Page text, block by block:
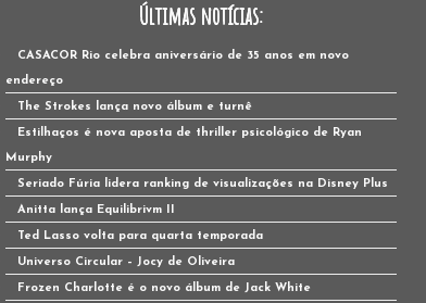
Últimas notícias:
CASACOR Rio celebra aniversário de 35 anos em novo
endereço
The Strokes lança novo álbum e turnê
Estilhaços é nova aposta de thriller psicológico de Ryan
Murphy
Seriado Fúria lidera ranking de visualizações na Disney Plus
Anitta lança Equilibrivm II
Ted Lasso volta para quarta temporada
Universo Circular – Jocy de Oliveira
Frozen Charlotte é o novo álbum de Jack White